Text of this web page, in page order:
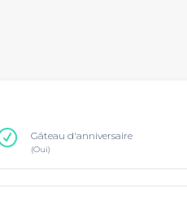
Gâteau d'anniversaire
(Oui)